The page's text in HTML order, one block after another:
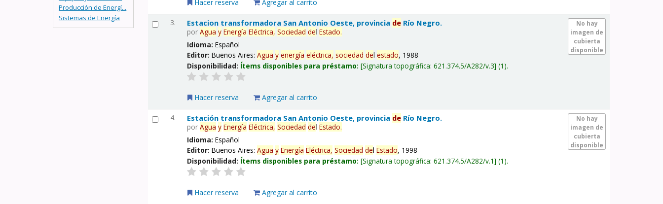
Producción de Energí...
Sistemas de Energía
Hacer reserva Agregar al carrito
3.
No hay
imagen de
cubierta
disponible
Estacion transformadora San Antonio Oeste, provincia de Río Negro.
porAgua y Energía Eléctrica, Sociedad delEstado.
Idioma:Español
Editor:Buenos Aires:Agua y energía eléctrica, sociedad delestado, 1988
Disponibilidad: Ítems disponibles para préstamo: Signatura topográfica:621.374.5/A282/v.3 (1).
Hacer reserva Agregar al carrito
4.
No hay
imagen de
cubierta
disponible
Estación transformadora San Antonio Oeste, provincia de Río Negro.
porAgua y Energía Eléctrica, Sociedad delEstado.
Idioma:Español
Editor:Buenos Aires:Agua y Energía Eléctrica, Sociedad delEstado, 1998
Disponibilidad: Ítems disponibles para préstamo: Signatura topográfica:621.374.5/A282/v.1 (1).
Hacer reserva Agregar al carrito